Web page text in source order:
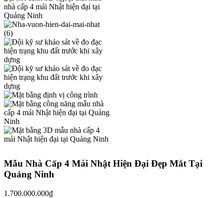
Mẫu Nhà Cấp 4 Mái Nhật Hiện Đại Đẹp Mắt Tại
Quảng Ninh
1.700.000.000₫